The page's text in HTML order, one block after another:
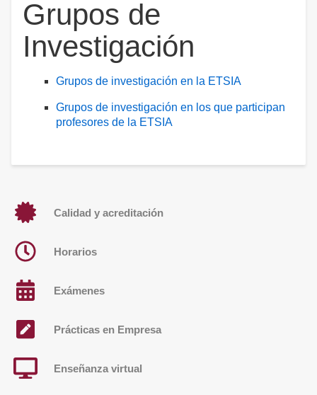
Grupos de
Investigación
Grupos de investigación en la ETSIA
Grupos de investigación en los que participan
profesores de la ETSIA
Calidad y acreditación
Horarios
Exámenes
Prácticas en Empresa
Enseñanza virtual